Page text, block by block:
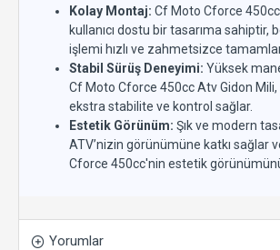
Kolay Montaj: Cf Moto Cforce
kullanıcı dostu bir tasarıma sahiptir,
işlemi hızlı ve zahmetsizce
Stabil Sürüş Deneyimi: Yüksek
Cf Moto Cforce 450cc Atv Gidon Mili,
ekstra stabilite ve kontrol sağlar.
Estetik Görünüm: Şık ve modern
ATV’nizin görünümüne katkı sağlar
Cforce 450cc'nin estetik
Yorumlar